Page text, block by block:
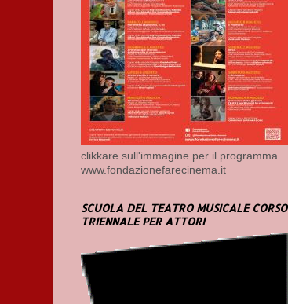
clikkare sull'immagine per il programma
www.fondazionefarecinema.it
SCUOLA DEL TEATRO MUSICALE CORSO
TRIENNALE PER ATTORI